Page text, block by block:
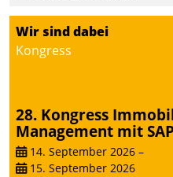
Einsparungen durch
Prozesse. Doch man darf
mit der Einführung einer
und zu verändern.
Wir sind dabei
Kongress
28. Kongress
Management mit
14. September 2026 –
15. September 2026